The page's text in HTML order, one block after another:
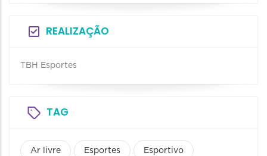
REALIZAÇÃO
TBH Esportes
TAG
Ar livre Esportes Esportivo